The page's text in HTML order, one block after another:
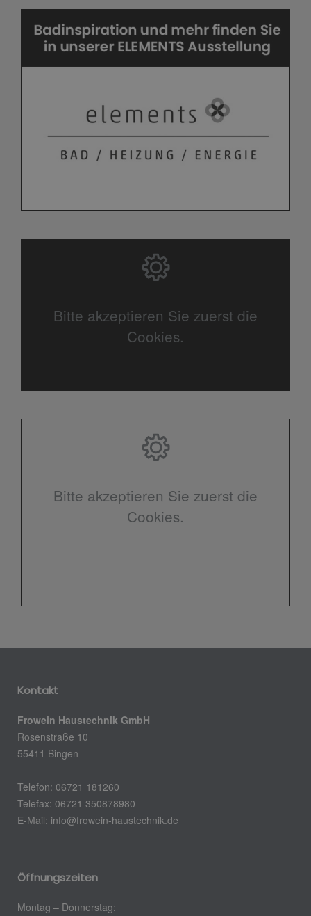
Bitte akzeptieren Sie zuerst die
Cookies.
Bitte akzeptieren Sie zuerst die
Cookies.
Kontakt
Frowein Haustechnik GmbH
Rosenstraße 10
55411 Bingen
Telefon: 06721 181260
Telefax: 06721 350878980
E-Mail: info@frowein-haustechnik.de
Öffnungszeiten
Montag – Donnerstag: